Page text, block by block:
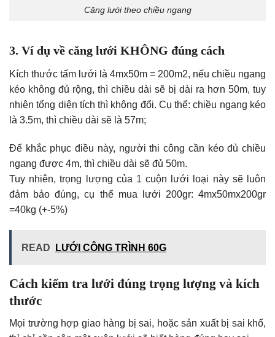
Căng lưới theo chiều ngang
3. Ví dụ về căng lưới KHÔNG đúng cách
Kích thước tấm lưới là 4mx50m = 200m2, nếu chiều ngang
kéo không đủ rộng, thì chiều dài sẽ bị dài ra hơn 50m, tuy
nhiên tổng diện tích thì không đổi. Cụ thể: chiều ngang kéo
là 3.5m, thì chiều dài sẽ là 57m;
Để khắc phục điều này, người thi công cần kéo đủ chiều
ngang được 4m, thì chiều dài sẽ đủ 50m.
Tuy nhiên, trọng lượng của 1 cuộn lưới loại này sẽ luôn
đảm bảo đúng, cụ thể mua lưới 200gr: 4mx50mx200gr
=40kg (+-5%)
READ LƯỚI CÔNG TRÌNH 60G
Cách kiểm tra lưới đúng trọng lượng và kích
thước
Mọi trường hợp giao hàng bị sai, hoặc sản xuất bị sai khổ,